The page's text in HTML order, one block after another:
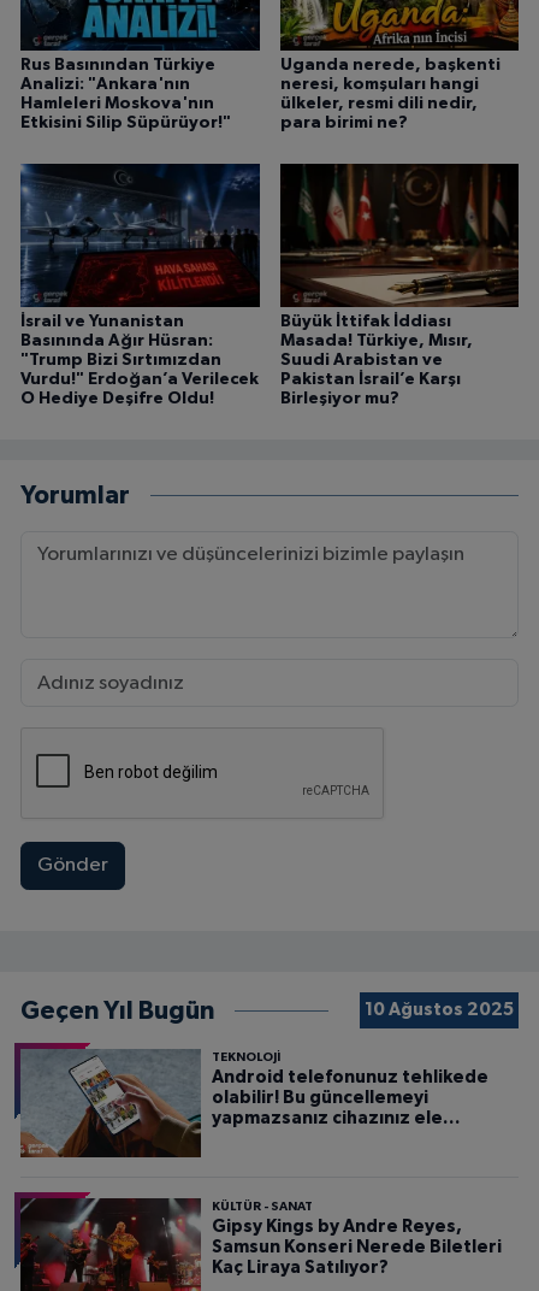
Rus Basınından Türkiye
Analizi: "Ankara'nın
Hamleleri Moskova'nın
Etkisini Silip Süpürüyor!"
Uganda nerede, başkenti
neresi, komşuları hangi
ülkeler, resmi dili nedir,
para birimi ne?
İsrail ve Yunanistan
Basınında Ağır Hüsran:
"Trump Bizi Sırtımızdan
Vurdu!" Erdoğan’a Verilecek
O Hediye Deşifre Oldu!
Büyük İttifak İddiası
Masada! Türkiye, Mısır,
Suudi Arabistan ve
Pakistan İsrail’e Karşı
Birleşiyor mu?
Yorumlar
Gönder
Geçen Yıl Bugün 10 Ağustos 2025
TEKNOLOJİ
Android telefonunuz tehlikede
olabilir! Bu güncellemeyi
yapmazsanız cihazınız ele
KÜLTÜR - SANAT
Gipsy Kings by Andre Reyes,
Samsun Konseri Nerede Biletleri
Kaç Liraya Satılıyor?